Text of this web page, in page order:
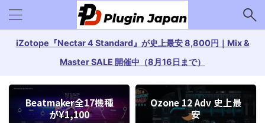
iZotope『Nectar 4 Standard』が史上最安 8,800円｜Mix &
Master SALE 開催中（8月16日まで）
Beatmaker全17機種
が¥1,100
Ozone 12 Adv 史上最
安